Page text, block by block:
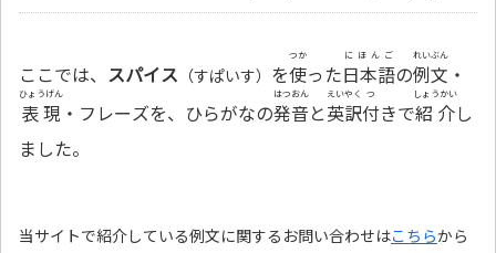
ここでは、 スパイス （すぱいす） を使
つか
った日本語
にほんご
の例文
れいぶん
・
表現
ひょうげん
・フレーズを、ひらがなの発音
はつおん
と英訳
えいやく
付
つ
きで紹介
しょうかい
し
ました。
当サイトで紹介している例文に関するお問い合わせはこちらから